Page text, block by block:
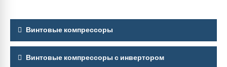
Винтовые компрессоры
Винтовые компрессоры с инвертором